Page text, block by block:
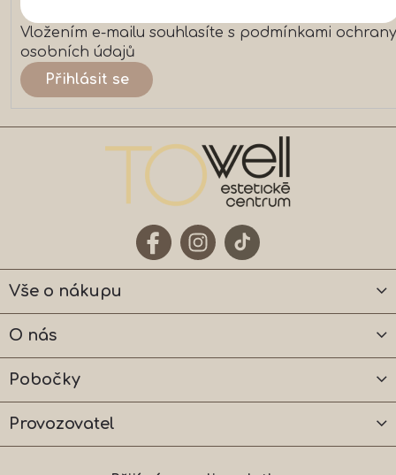
Vložením e-mailu souhlasíte s podmínkami ochrany
osobních údajů
Přihlásit se
Vše o nákupu
O nás
Pobočky
Provozovatel